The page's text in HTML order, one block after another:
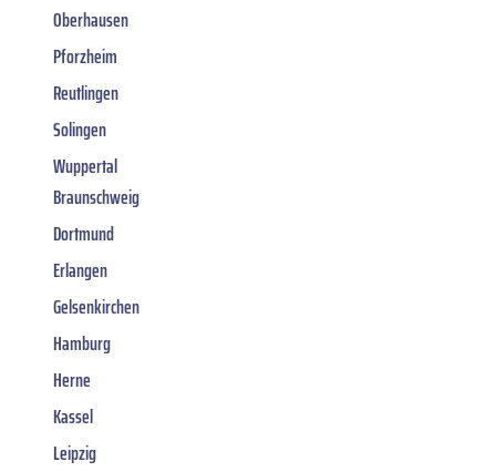
Oberhausen
Pforzheim
Reutlingen
Solingen
Wuppertal
Braunschweig
Dortmund
Erlangen
Gelsenkirchen
Hamburg
Herne
Kassel
Leipzig